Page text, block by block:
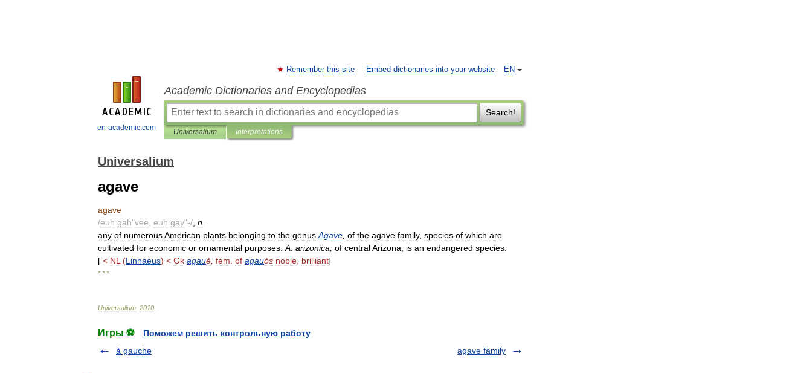
en-academic.com
EN
Remember this site Embed dictionaries into your website
Academic Dictionaries and Encyclopedias
Search!
Universalium Interpretations
Universalium
agave
agave
/euh gah"vee euh gay"-/ n
any of numerousAmerican plants belonging to the genus Agave of the agave family, species of which are
cultivated for economic or ornamental purposes: A arizonica of centralArizona is an endangered species
[ < NL (Linnaeus) < Gk agaué fem of agauós noble brilliant]
* * *
Universalium 2010
Игры ⚽
Поможем решить контрольную работу
à gauche
agave family